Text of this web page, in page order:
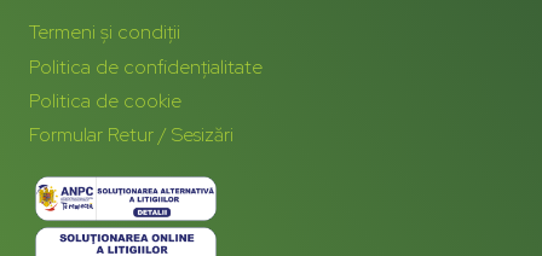
Termeni și condiții
Politica de confidențialitate
Politica de cookie
Formular Retur / Sesizări